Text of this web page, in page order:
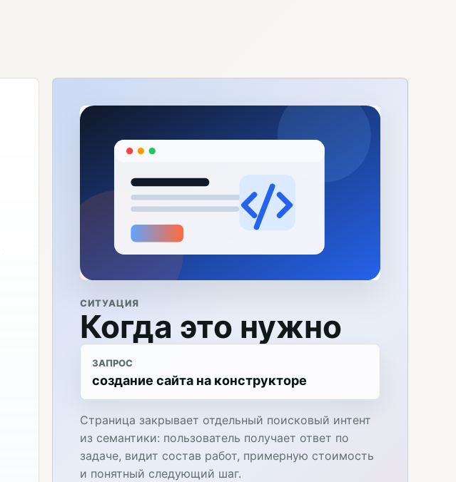
СИТУАЦИЯ
Когда это нужно
ЗАПРОС
создание сайта на конструкторе
Страница закрывает отдельный поисковый интент
из семантики: пользователь получает ответ по
задаче, видит состав работ, примерную стоимость
и понятный следующий шаг.